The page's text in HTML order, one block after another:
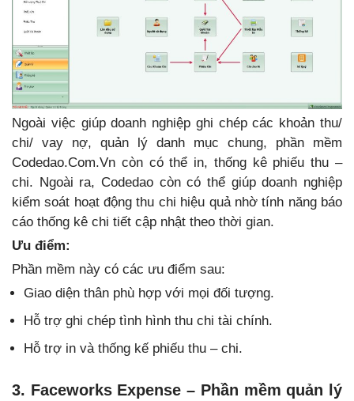
Ngoài việc giúp doanh nghiệp ghi chép các khoản thu/
chi/ vay nợ, quản lý danh mục chung, phần mềm
Codedao.Com.Vn còn có thể in, thống kê phiếu thu –
chi. Ngoài ra, Codedao còn có thể giúp doanh nghiệp
kiểm soát hoạt động thu chi hiệu quả nhờ tính năng báo
cáo thống kê chi tiết cập nhật theo thời gian.
Ưu điểm:
Phần mềm này có các ưu điểm sau:
Giao diện thân phù hợp với mọi đối tượng.
Hỗ trợ ghi chép tình hình thu chi tài chính.
Hỗ trợ in và thống kế phiếu thu – chi.
3. Faceworks Expense – Phần mềm quản lý